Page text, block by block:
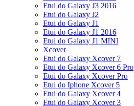
Etui do Galaxy J3 2016
Etui do Galaxy J2
Etui do Galaxy J1
Etui do Galaxy J1 2016
Etui do Galaxy J1 MINI
Xcover
Etui do Galaxy Xcover 7
Etui do Galaxy Xcover 6 Pro
Etui do Galaxy Xcover Pro
Etui do Iphone Xcover 5
Etui do Galaxy Xcover 4
Etui do Galaxy Xcover 3